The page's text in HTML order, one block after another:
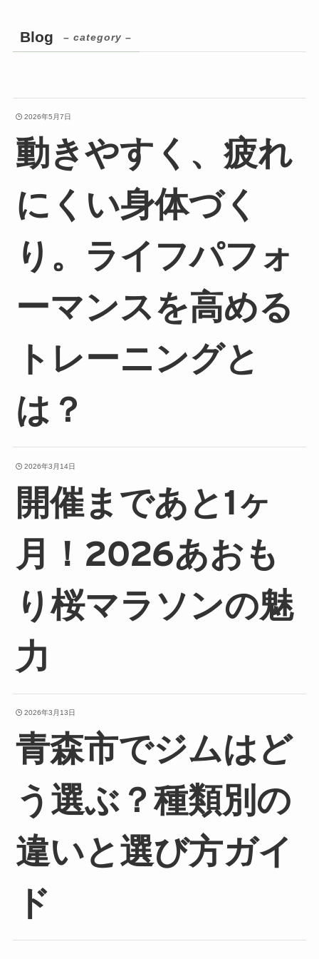
Blog – category –
2026年5月7日
動きやすく、疲れ
にくい身体づく
り。ライフパフォ
ーマンスを高める
トレーニングと
は？
2026年3月14日
開催まであと1ヶ
月！2026あおも
り桜マラソンの魅
力
2026年3月13日
青森市でジムはど
う選ぶ？種類別の
違いと選び方ガイ
ド